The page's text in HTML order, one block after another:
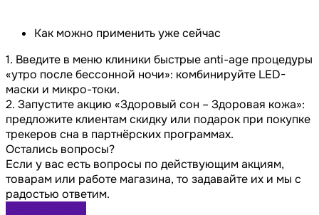
Как можно применить уже сейчас
1. Введите в меню клиники быстрые anti-age процедуры
«утро после бессонной ночи»: комбинируйте LED-
маски и микро-токи.
2. Запустите акцию «Здоровый сон – Здоровая кожа»:
предложите клиентам скидку или подарок при покупке
трекеров сна в партнёрских программах.
Остались вопросы?
Если у вас есть вопросы по действующим акциям,
товарам или работе магазина, то задавайте их и мы с
радостью ответим.